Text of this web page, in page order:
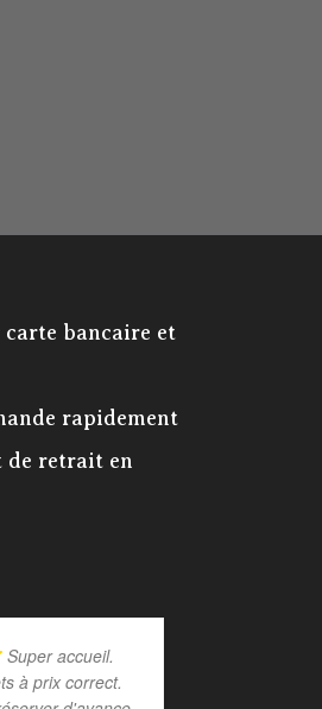
carte bancaire et
rapidement
de retrait en
Super accueil.
à prix correct.